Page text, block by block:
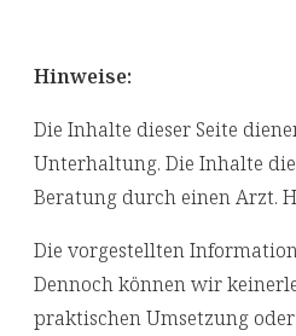
Hinweise:
Die Inhalte dieser Seite
Unterhaltung. Die Inhalte
Beratung durch einen Arzt.
Die vorgestellten
Dennoch können wir
praktischen Umsetzung